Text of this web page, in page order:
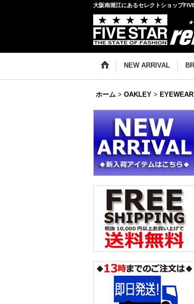
大阪南堀江にあるセレクトショップ
NEW ARRIVAL
ホーム > OAKLEY > EYEWEAR